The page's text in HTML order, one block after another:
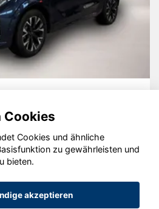
GmbH 2020 - 2026
Cookies
Cookies und ähnliche
zu gewährleisten und
bieten.
akzeptieren